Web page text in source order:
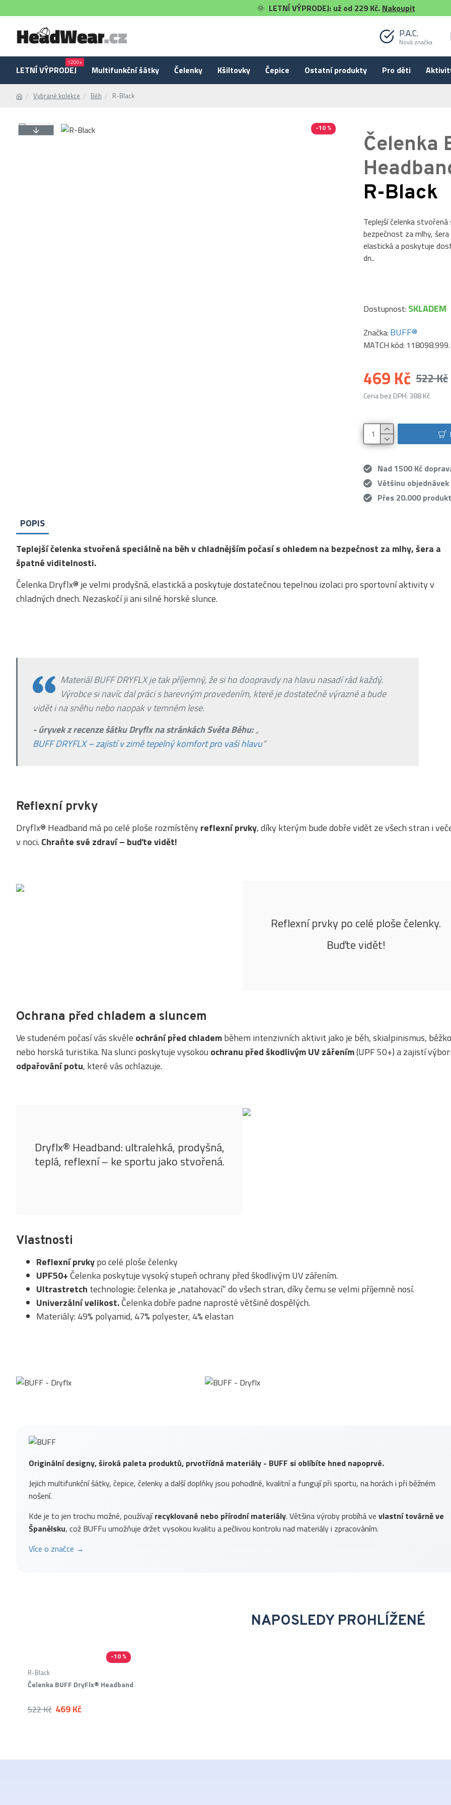
🌞 LETNÍ VÝPRODEJ: už od 229 Kč. Nakoupit
P.A.C.
Nová značka
LETNÍ VÝPRODEJ
1200+
Multifunkční šátky Čelenky Kšiltovky Čepice Ostatní produkty Pro děti
Vybrané kolekce Běh R-Black
-10 %
Čelenka
R-Black
Teplejší čelenka
bezpečnost za mlhy,
elastická a poskytuje
dn..
469 Kč 522 Kč
Cena bez DPH: 388 Kč
Dostupnost: SKLADEM
Značka: BUFF®
MATCH kód:
Nad 1500 Kč
Většinu
Přes 20.000
Originální designy, široká paleta produktů, prvotřídná materiály - BUFF si oblíbíte hned napoprvé.
Jejich multifunkční šátky, čepice, čelenky a další doplňky jsou pohodlné, kvalitní a fungují při sportu, na horách i při běžném
nošení.
Kde je to jen trochu možné, používajírecyklované nebo přírodní materiály. Většina výroby probíhá ve vlastní továrně ve
Španělsku, což BUFFu umožňuje držet vysokou kvalitu a pečlivou kontrolu nad materiály i zpracováním.
Více o značce →
POPIS
Teplejší čelenka stvořená speciálně na běh v chladnějším počasí s ohledem na bezpečnost za mlhy, šera a
špatné viditelnosti.
Čelenka Dryflx® je velmi prodyšná, elastická a poskytuje dostatečnou tepelnou izolaci pro sportovní aktivity v
chladných dnech. Nezaskočí ji ani silné horské slunce.
Materiál BUFF DRYFLX je tak příjemný, že si ho doopravdy na hlavu nasadí rád každý.
Výrobce si navíc dal práci s barevným provedením, které je dostatečně výrazné a bude
vidět i na sněhu nebo naopak v temném lese.
- úryvek z recenze šátku Dryflx na stránkách Světa Běhu:„
BUFF DRYFLX – zajistí v zimě tepelný komfort pro vaši hlavu“
Reflexní prvky
Dryflx® Headband má po celé ploše rozmístěnyreflexní prvky, díky kterým bude dobře vidět ze všech stran i
v noci. Chraňte své zdraví – buďte vidět!
Reflexní prvky po celé ploše čelenky.
Buďte vidět!
Ochrana před chladem a sluncem
Ve studeném počasí vás skvěle ochrání před chlademběhem intenzivních aktivit jako je běh, skialpinismus,
nebo horská turistika. Na slunci poskytuje vysokou ochranu před škodlivým UV zářením(UPF 50+) a zajistí
odpařování potu, které vás ochlazuje.
Dryflx® Headband: ultralehká, prodyšná,
teplá, reflexní – ke sportu jako stvořená.
Vlastnosti
Reflexní prvkypo celé ploše čelenky
UPF50+ Čelenka poskytuje vysoký stupeň ochrany před škodlivým UV zářením.
Ultrastretch technologie: čelenka je „natahovací“ do všech stran, díky čemu se velmi příjemně nosí.
Univerzální velikost.Čelenka dobře padne naprosté většině dospělých.
Materiály: 49% polyamid, 47% polyester, 4% elastan
NAPOSLEDY PROHLÍŽENÉ
-10 %
Čelenka BUFF DryFlx® Headband
R-Black
469 Kč
522 Kč